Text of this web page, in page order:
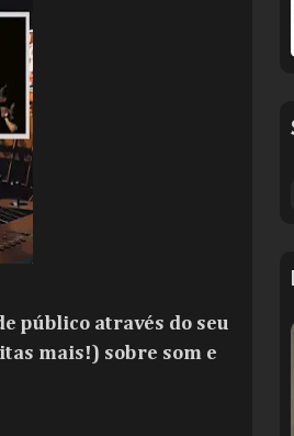
público através do seu
mais!) sobre som e